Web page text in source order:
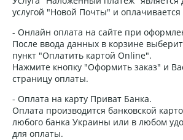
услугой "Новой Почты" и оплачивается
- Онлайн оплата на сайте при
После ввода данных в корзине
пункт "Оплатить картой Online".
Нажмите кнопку "Оформить заказ" и
страницу оплаты.
- Оплата на карту Приват Банка.
Оплата производится банковской
любого банка Украины или в любом
для оплаты.